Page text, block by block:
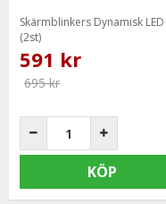
Skärmblinkers Dynamisk LED
(2st)
591 kr
695 kr
KÖP